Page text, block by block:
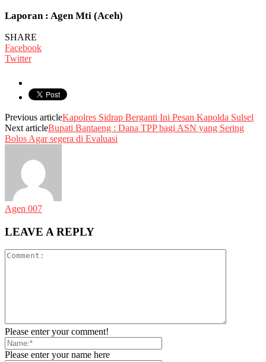
Laporan : Agen Mti (Aceh)
SHARE
Facebook
Twitter
Previous articleKapolres Sidrap Berganti Ini Pesan Kapolda Sulsel
Next articleBupati Bantaeng : Dana TPP bagi ASN yang Sering
Bolos Agar segera di Evaluasi
Agen 007
LEAVE A REPLY
Please enter your comment!
Please enter your name here